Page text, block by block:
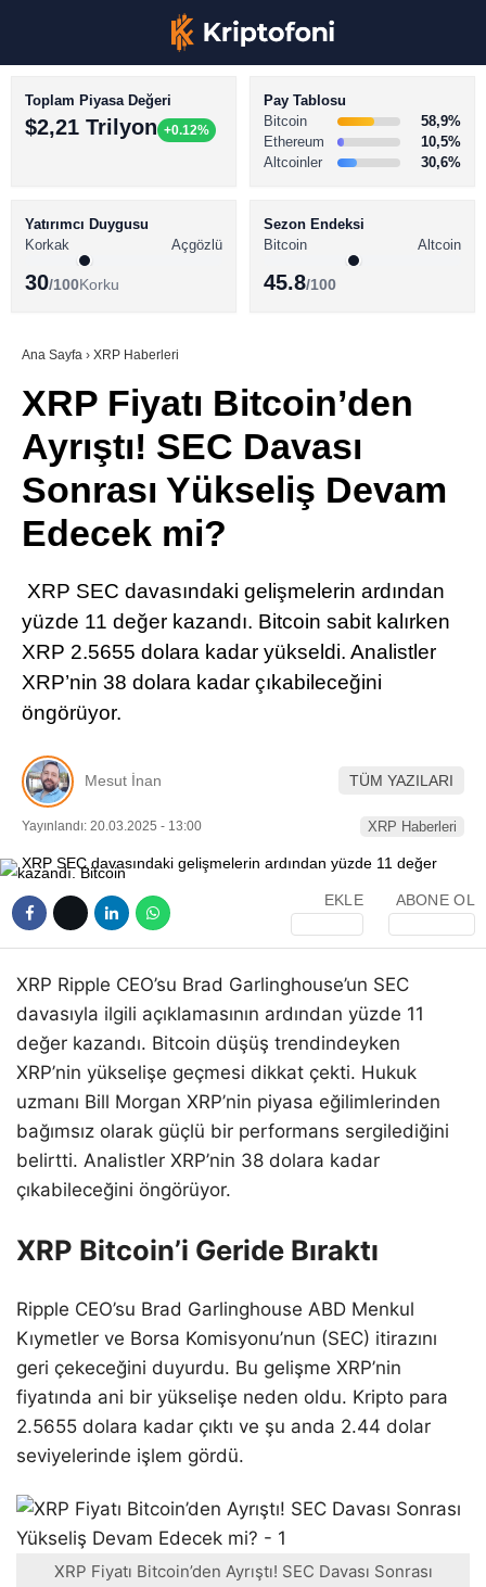
Youtube
TikTok
BİTCOİN HABERLERİ
ALTCOİN HABERLERİ
SÖZLÜK
Toplam Piyasa Değeri
$2,21 Trilyon +0.12%
Pay Tablosu
Bitcoin
58,9%
Ethereum
10,5%
Altcoinler
30,6%
Yatırımcı Duygusu
Korkak
Açgözlü
30/100Korku
Sezon Endeksi
Bitcoin
Altcoin
45.8/100
Ana Sayfa › XRP Haberleri
XRP Fiyatı Bitcoin’den
Ayrıştı! SEC Davası
Sonrası Yükseliş Devam
Edecek mi?
XRP SEC davasındaki gelişmelerin ardından
yüzde 11 değer kazandı. Bitcoin sabit kalırken
XRP 2.5655 dolara kadar yükseldi. Analistler
XRP’nin 38 dolara kadar çıkabileceğini
öngörüyor.
Mesut İnan TÜM YAZILARI
Yayınlandı: 20.03.2025 - 13:00 XRP Haberleri
EKLE ABONE OL
XRP Ripple CEO’su Brad Garlinghouse’un SEC
davasıyla ilgili açıklamasının ardından yüzde 11
değer kazandı. Bitcoin düşüş trendindeyken
XRP’nin yükselişe geçmesi dikkat çekti. Hukuk
uzmanı Bill Morgan XRP’nin piyasa eğilimlerinden
bağımsız olarak güçlü bir performans sergilediğini
belirtti. Analistler XRP’nin 38 dolara kadar
çıkabileceğini öngörüyor.
XRP Bitcoin’i Geride Bıraktı
Ripple CEO’su Brad Garlinghouse ABD Menkul
Kıymetler ve Borsa Komisyonu’nun (SEC) itirazını
geri çekeceğini duyurdu. Bu gelişme XRP’nin
fiyatında ani bir yükselişe neden oldu. Kripto para
2.5655 dolara kadar çıktı ve şu anda 2.44 dolar
seviyelerinde işlem gördü.
XRP Fiyatı Bitcoin’den Ayrıştı! SEC Davası Sonrası